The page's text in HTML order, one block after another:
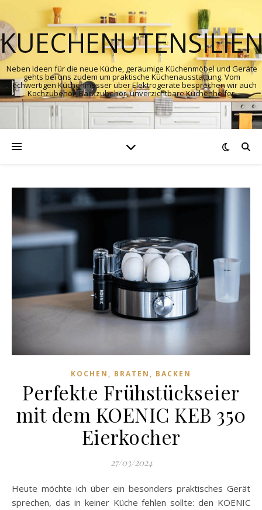
Neben Ideen für die neue Küche, geräumige Küchenmöbel und Geräte
gehts bei uns zudem um praktische Küchenausstattung. Vom
hochwertigen Küchenmesser über Elektrogeräte besprechen wir auch
Kochzubehör, Backzubehör, unverzichtbare Küchenhelfer.
KOCHEN, BRATEN, BACKEN
Perfekte Frühstückseier
mit dem KOENIC KEB 350
Eierkocher
27/03/2024
Heute möchte ich über ein besonders praktisches Gerät
sprechen, das in keiner Küche fehlen sollte: den KOENIC